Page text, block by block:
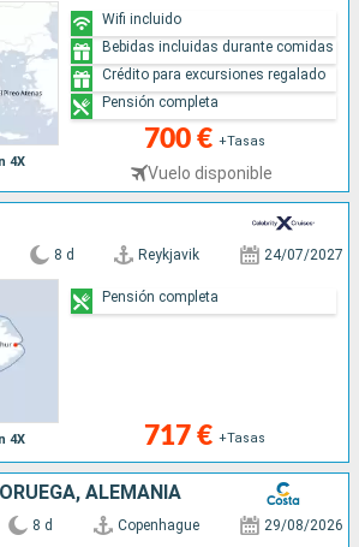
4X
700 € +Tasas
Vuelo disponible
Wifi incluido
Bebidas incluidas durante comidas
Crédito para excursiones regalado
Pensión completa
4X
8 d Reykjavik 24/07/2027
717 € +Tasas
Pensión completa
ALEMANIA
8 d Copenhague 29/08/2026